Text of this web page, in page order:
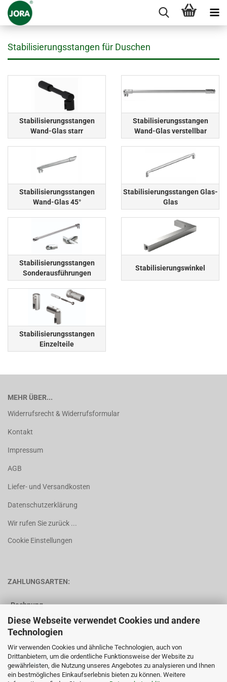
Diese Webseite verwendet Cookies und andere
Technologien
Wir verwenden Cookies und ähnliche Technologien, auch von
Drittanbietern, um die ordentliche Funktionsweise der Website zu
gewährleisten, die Nutzung unseres Angebotes zu analysieren und Ihnen
ein bestmögliches Einkaufserlebnis bieten zu können. Weitere
Stabilisierungsstangen für Duschen
Stabilisierungsstangen
Wand-Glas starr
Stabilisierungsstangen
Wand-Glas verstellbar
Stabilisierungsstangen
Wand-Glas 45°
Stabilisierungsstangen Glas-
Glas
Stabilisierungsstangen
Sonderausführungen
Stabilisierungswinkel
Stabilisierungsstangen
Einzelteile
MEHR ÜBER...
Widerrufsrecht & Widerrufsformular
Kontakt
Impressum
AGB
Liefer- und Versandkosten
Datenschutzerklärung
Wir rufen Sie zurück ...
Cookie Einstellungen
ZAHLUNGSARTEN:
Rechnung
(nur für Bestandskunden)
Vorkasse